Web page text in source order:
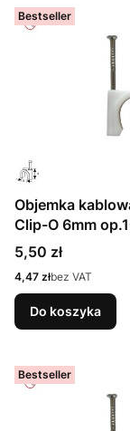
Bestseller
Objemka
Clip-O 6mm
Cena
5,50 zł
Cena
4,47 złbez VAT
Do koszyka
Bestseller